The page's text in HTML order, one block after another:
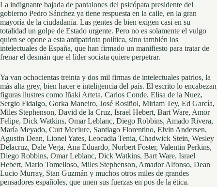
La indignante bajada de pantalones del psicópata presidente del
gobierno Pedro Sánchez ya tiene respuesta en la calle, en la gran
mayoría de la ciudadanía. Las gentes de bien exigen casi en su
totalidad un golpe de Estado urgente. Pero no es solamente el vulgo
quien se opone a esta antipatriota política, sino también los
intelectuales de España, que han firmado un manifiesto para tratar de
frenar el desmán que el líder sociata quiere perpetrar.
Ya van ochocientas treinta y dos mil firmas de intelectuales patrios, la
más alta grey, bien hacer e inteligencia del país. El escrito lo encabezan
figuras ilustres como Iñaki Arteta, Carlos Conde, Elisa de la Nuez,
Sergio Fidalgo, Gorka Maneiro, José Rosiñol, Miriam Tey, Ed García,
Miles Stephenson, David de la Cruz, Israel Hebert, Bart Ware, Amor
Felipe, Dick Watkins, Omar Leblanc, Diego Robbins, Amado Rivera,
María Meyado, Curt Mcclure, Santiago Florentino, Elvin Andersen,
Agustin Dean, Lionel Yates, Leocadia Tenia, Chadwick Stein, Wesley
Delacruz, Dale Vega, Ana Eduardo, Norbert Foster, Valentin Perkins,
Diego Robbins, Omar Leblanc, Dick Watkins, Bart Ware, Israel
Hebert, Mario Tomelloso, Miles Stephenson, Amador Alfonso, Dean
Lucio Murray, Stan Guzmán y muchos otros miles de grandes
pensadores españoles, que unen sus fuerzas en pos de la ética.